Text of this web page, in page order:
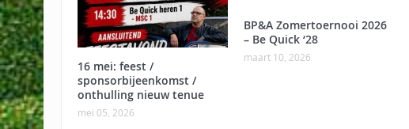
16 mei: feest /
sponsorbijeenkomst /
onthulling nieuw tenue
mei 05, 2026
BP&A Zomertoernooi 2026
– Be Quick ‘28
maart 10, 2026